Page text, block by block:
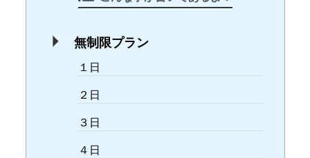
無制限プラン
１日
２日
３日
４日